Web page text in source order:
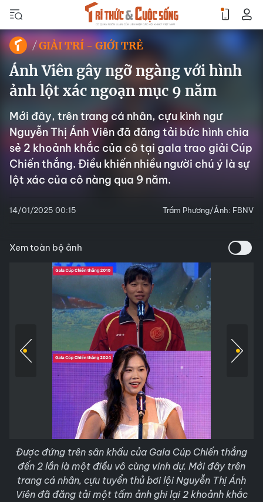
GIẢI TRÍ - GIỚI TRẺ
Ánh Viên gây ngỡ ngàng với hình
ảnh lột xác ngoạn mục 9 năm
Mới đây, trên trang cá nhân, cựu kình ngư
Nguyễn Thị Ánh Viên đã đăng tải bức hình chia
sẻ 2 khoảnh khắc của cô tại gala trao giải Cúp
Chiến thắng. Điều khiến nhiều người chú ý là sự
lột xác của cô nàng qua 9 năm.
14/01/2025 00:15 Trầm Phương/Ảnh: FBNV
Xem toàn bộ ảnh
Được đứng trên sân khấu của Gala Cúp Chiến thắng
đến 2 lần là một điều vô cùng vinh dự. Mới đây trên
trang cá nhân, cựu tuyển thủ bơi lội Nguyễn Thị Ánh
Viên đã đăng tải một tấm ảnh ghi lại 2 khoảnh khắc